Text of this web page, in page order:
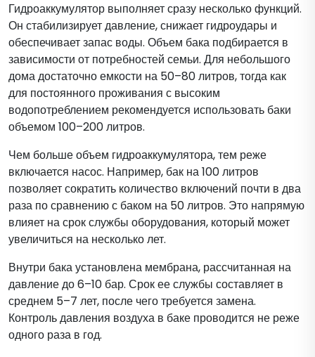
Гидроаккумулятор выполняет сразу несколько функций.
Он стабилизирует давление, снижает гидроудары и
обеспечивает запас воды. Объем бака подбирается в
зависимости от потребностей семьи. Для небольшого
дома достаточно емкости на 50–80 литров, тогда как
для постоянного проживания с высоким
водопотреблением рекомендуется использовать баки
объемом 100–200 литров.
Чем больше объем гидроаккумулятора, тем реже
включается насос. Например, бак на 100 литров
позволяет сократить количество включений почти в два
раза по сравнению с баком на 50 литров. Это напрямую
влияет на срок службы оборудования, который может
увеличиться на несколько лет.
Внутри бака установлена мембрана, рассчитанная на
давление до 6–10 бар. Срок ее службы составляет в
среднем 5–7 лет, после чего требуется замена.
Контроль давления воздуха в баке проводится не реже
одного раза в год.